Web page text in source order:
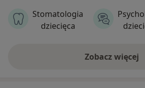
Dla dorosłych przygotowaliśmy
specjalistycznych usług,
podejście do zdrowia w każdym
Nasi doświadczeni lekarze stale
Stomatologia
dziecięca
Zobacz więcej